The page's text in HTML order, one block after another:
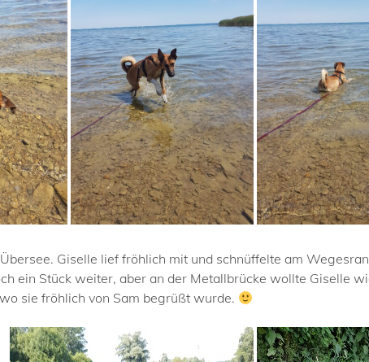
Giselle lief fröhlich mit und schnüffelte am
ein Stück weiter, aber an der Metallbrücke wollte Giselle
sie fröhlich von Sam begrüßt wurde.